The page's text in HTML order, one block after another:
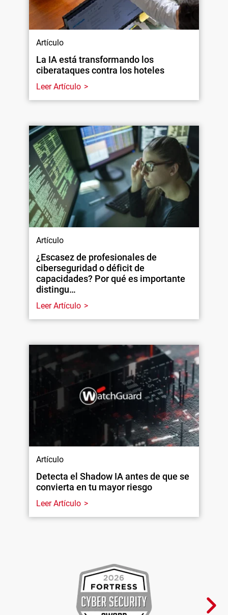
Artículo
La IA está transformando los
ciberataques contra los hoteles
Leer Artículo
Artículo
¿Escasez de profesionales de
ciberseguridad o déficit de
capacidades? Por qué es importante
distingu…
Leer Artículo
Artículo
Detecta el Shadow IA antes de que se
convierta en tu mayor riesgo
Leer Artículo